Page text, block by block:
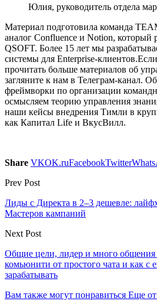
Юлия, руководитель отдела
Материал подготовила команда
аналог Confluence и Notion, который
QSOFT. Более 15 лет мы
системы для Enterprise-
прочитать больше материалов об
загляните к нам в Телеграм-канал.
фреймворки по организации
осмысляем теорию управления
наши кейсы внедрения Тимли в
как Капитал Life и ВкусВилл.
Share VKOK.ruFacebookTwitter
Prev Post
Лиды с Директа в 2–3 дешевле:
Мастеров кампаний
Next Post
Общие цели, лидер и много
комьюнити от простого чата и как с
зарабатывать
Вам также могут понравиться Еще от